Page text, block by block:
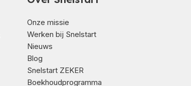
Onze missie
Werken bij Snelstart
Nieuws
Blog
Snelstart ZEKER
Boekhoudprogramma